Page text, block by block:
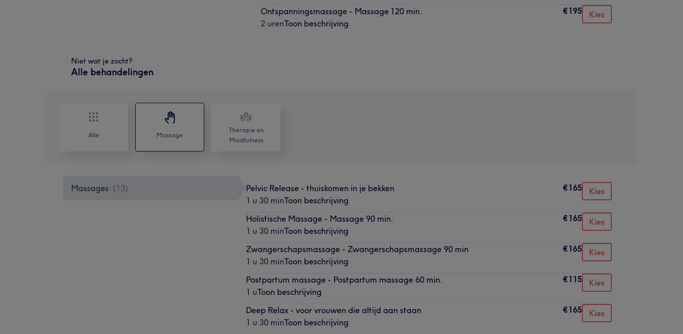
Ontspanningsmassage - Massage 120 min.
2 urenToon beschrijving
€195 Kies
Niet wat je zocht?
Alle behandelingen
Alle Massage
Therapie en
Mindfulness
Massages (13)
Pelvic Release - thuiskomen in je bekken
1 u 30 minToon beschrijving
€165 Kies
Holistische Massage - Massage 90 min.
1 u 30 minToon beschrijving
€165 Kies
Zwangerschapsmassage - Zwangerschapsmassage 90 min
1 u 30 minToon beschrijving
€165 Kies
Postpartum massage - Postpartum massage 60 min.
1 uToon beschrijving
€115 Kies
Deep Relax - voor vrouwen die altijd aan staan
1 u 30 minToon beschrijving
€165 Kies